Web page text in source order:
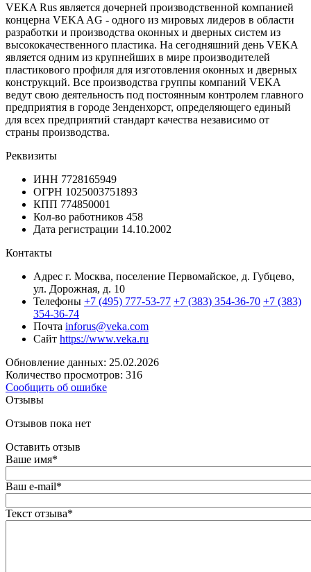
VEKA Rus является дочерней производственной компанией
концерна VEKA AG - одного из мировых лидеров в области
разработки и производства оконных и дверных систем из
высококачественного пластика. На сегодняшний день VEKA
является одним из крупнейших в мире производителей
пластикового профиля для изготовления оконных и дверных
конструкций. Все производства группы компаний VEKA
ведут свою деятельность под постоянным контролем главного
предприятия в городе Зенденхорст, определяющего единый
для всех предприятий стандарт качества независимо от
страны производства.
Реквизиты
ИНН 7728165949
ОГРН 1025003751893
КПП 774850001
Кол-во работников 458
Дата регистрации 14.10.2002
Контакты
Адрес г. Москва, поселение Первомайское, д. Губцево,
ул. Дорожная, д. 10
Телефоны +7 (495) 777-53-77 +7 (383) 354-36-70 +7 (383)
354-36-74
Почта inforus@veka.com
Сайт https://www.veka.ru
Обновление данных: 25.02.2026
Количество просмотров: 316
Сообщить об ошибке
Отзывы
Отзывов пока нет
Оставить отзыв
Ваше имя*
Ваш e-mail*
Текст отзыва*